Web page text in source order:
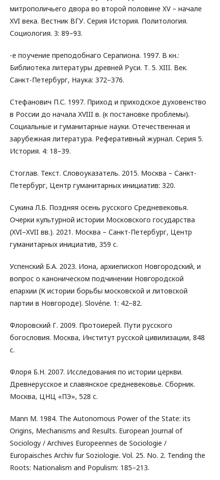
митрополичьего двора во второй половине XV – начале
XVI века. Вестник ВГУ. Серия История. Политология.
Социология. 3: 89–93.
-е поучение преподобнаго Серапиона. 1997. В кн.:
Библиотека литературы древней Руси. Т. 5. XIII. Век.
Санкт-Петербург, Наука: 372–376.
Стефанович П.С. 1997. Приход и приходское духовенство
в России до начала XVIII в. (к постановке проблемы).
Социальные и гуманитарные науки. Отечественная и
зарубежная литература. Реферативный журнал. Серия 5.
История. 4: 18–39.
Стоглав. Текст. Словоуказатель. 2015. Москва – Санкт-
Петербург, Центр гуманитарных инициатив: 320.
Сукина Л.Б. Поздняя осень русского Средневековья.
Очерки культурной истории Московского государства
(XVI–XVII вв.). 2021. Москва – Санкт-Петербург, Центр
гуманитарных инициатив, 359 с.
Успенский Б.А. 2023. Иона, архиепископ Новгородский, и
вопрос о каноническом подчинении Новгородской
епархии (К истории борьбы московской и литовской
партии в Новгороде). Slovéne. 1: 42–82.
Флоровский Г. 2009. Протоиерей. Пути русского
богословия. Москва, Институт русской цивилизации, 848
с.
Флоря Б.Н. 2007. Исследования по истории церкви.
Древнерусское и славянское средневековье. Сборник.
Москва, ЦНЦ «ПЭ», 528 с.
Mann M. 1984. The Autonomous Power of the State: its
Origins, Mechanisms and Results. European Journal of
Sociology / Archives Europeennes de Sociologie /
Europaisches Archiv fur Soziologie. Vol. 25. No. 2. Tending the
Roots: Nationalism and Populism: 185–213.